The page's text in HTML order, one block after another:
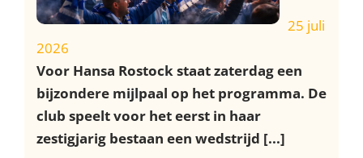
25 juli
2026
Voor Hansa Rostock staat zaterdag een
bijzondere mijlpaal op het programma. De
club speelt voor het eerst in haar
zestigjarig bestaan een wedstrijd [...]